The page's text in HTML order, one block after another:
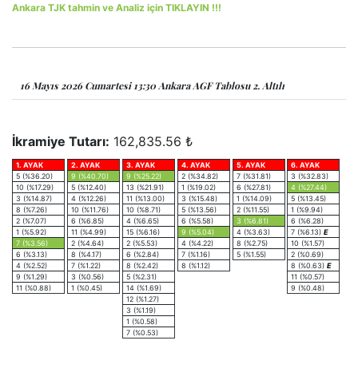
Ankara TJK tahmin ve Analiz için TIKLAYIN !!!
16 Mayıs 2026 Cumartesi 13:30 Ankara AGF Tablosu 2. Altılı
İkramiye Tutarı: 162,835.56 ₺
1. AYAK
5 (%36.20)
10 (%17.29)
3 (%14.87)
8 (%7.26)
2 (%7.07)
1 (%5.92)
7 (%3.56)
6 (%3.13)
4 (%2.52)
9 (%1.29)
11 (%0.88)
2. AYAK
9 (%40.70)
5 (%12.40)
4 (%12.26)
10 (%11.76)
6 (%6.85)
11 (%4.99)
2 (%4.64)
8 (%4.17)
7 (%1.22)
3 (%0.56)
1 (%0.45)
3. AYAK
9 (%25.22)
13 (%21.91)
11 (%13.00)
10 (%8.71)
4 (%6.65)
15 (%6.16)
2 (%5.53)
6 (%2.84)
8 (%2.42)
5 (%2.31)
14 (%1.69)
12 (%1.27)
3 (%1.19)
1 (%0.58)
7 (%0.53)
4. AYAK
2 (%34.82)
1 (%19.02)
3 (%15.48)
5 (%13.56)
6 (%5.58)
9 (%5.04)
4 (%4.22)
7 (%1.16)
8 (%1.12)
5. AYAK
7 (%31.81)
6 (%27.81)
1 (%14.09)
2 (%11.55)
3 (%6.81)
4 (%3.63)
8 (%2.75)
5 (%1.55)
6. AYAK
3 (%32.83)
4 (%27.44)
5 (%13.45)
1 (%9.94)
6 (%6.28)
7 (%6.13) E
10 (%1.57)
2 (%0.69)
8 (%0.63) E
11 (%0.57)
9 (%0.48)